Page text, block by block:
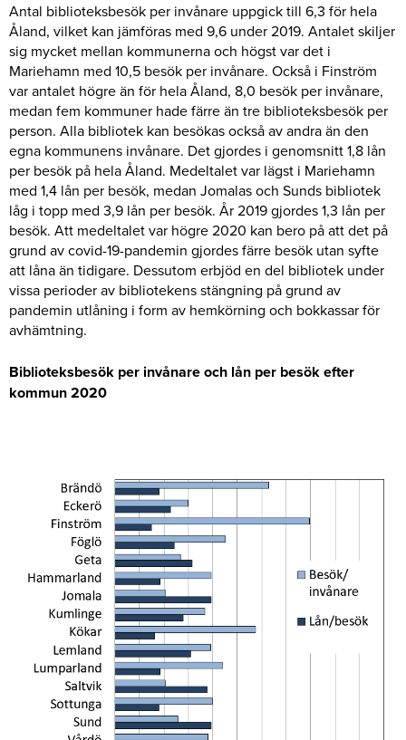
Antal biblioteksbesök per invånare uppgick till 6,3 för hela
Åland, vilket kan jämföras med 9,6 under 2019. Antalet skiljer
sig mycket mellan kommunerna och högst var det i
Mariehamn med 10,5 besök per invånare. Också i Finström
var antalet högre än för hela Åland, 8,0 besök per invånare,
medan fem kommuner hade färre än tre biblioteksbesök per
person. Alla bibliotek kan besökas också av andra än den
egna kommunens invånare. Det gjordes i genomsnitt 1,8 lån
per besök på hela Åland. Medeltalet var lägst i Mariehamn
med 1,4 lån per besök, medan Jomalas och Sunds bibliotek
låg i topp med 3,9 lån per besök. År 2019 gjordes 1,3 lån per
besök. Att medeltalet var högre 2020 kan bero på att det på
grund av covid-19-pandemin gjordes färre besök utan syfte
att låna än tidigare. Dessutom erbjöd en del bibliotek under
vissa perioder av bibliotekens stängning på grund av
pandemin utlåning i form av hemkörning och bokkassar för
avhämtning.
Biblioteksbesök per invånare och lån per besök efter
kommun 2020